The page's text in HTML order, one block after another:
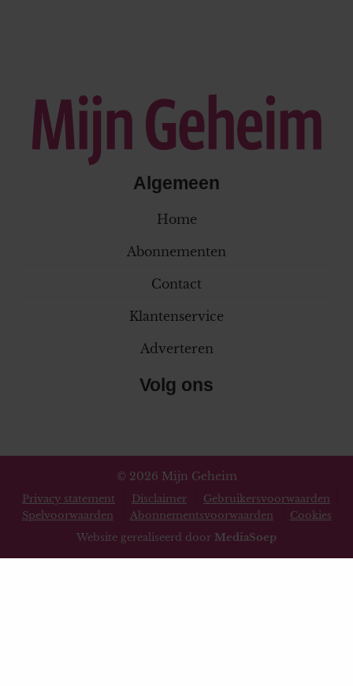
Algemeen
Home
Abonnementen
Contact
Klantenservice
Adverteren
Volg ons
© 2026 Mijn Geheim
Privacy statement Disclaimer
Gebruikersvoorwaarden
Spelvoorwaarden
Abonnementsvoorwaarden
Cookies
Website gerealiseerd door MediaSoep